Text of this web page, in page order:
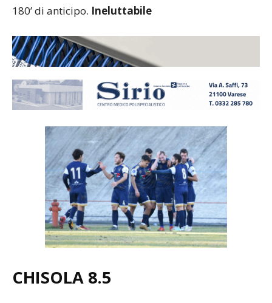
180’ di anticipo. Ineluttabile
CHISOLA 8.5